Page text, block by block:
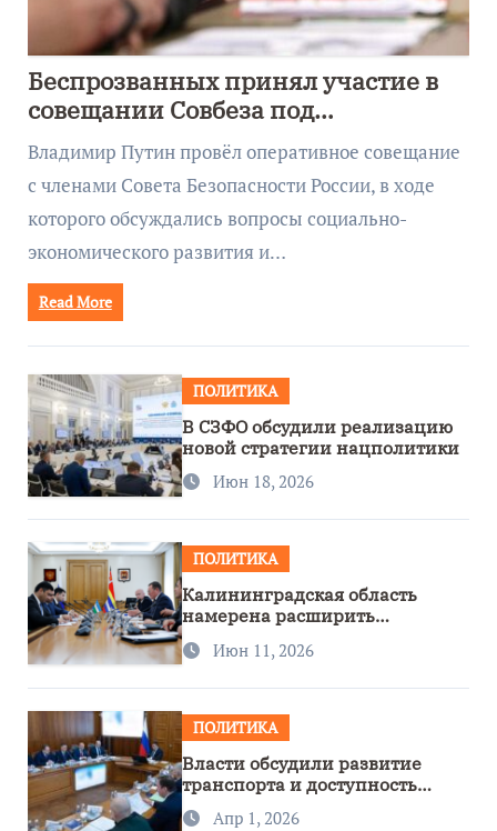
Беспрозванных принял участие в
совещании Совбеза под
руководством Путина
Владимир Путин провёл оперативное совещание
с членами Совета Безопасности России, в ходе
которого обсуждались вопросы социально-
экономического развития и…
Read More
ПОЛИТИКА
В СЗФО обсудили реализацию
новой стратегии нацполитики
Июн 18, 2026
ПОЛИТИКА
Калининградская область
намерена расширить
сотрудничество с Узбекистаном
Июн 11, 2026
ПОЛИТИКА
Власти обсудили развитие
транспорта и доступность
региона
Апр 1, 2026